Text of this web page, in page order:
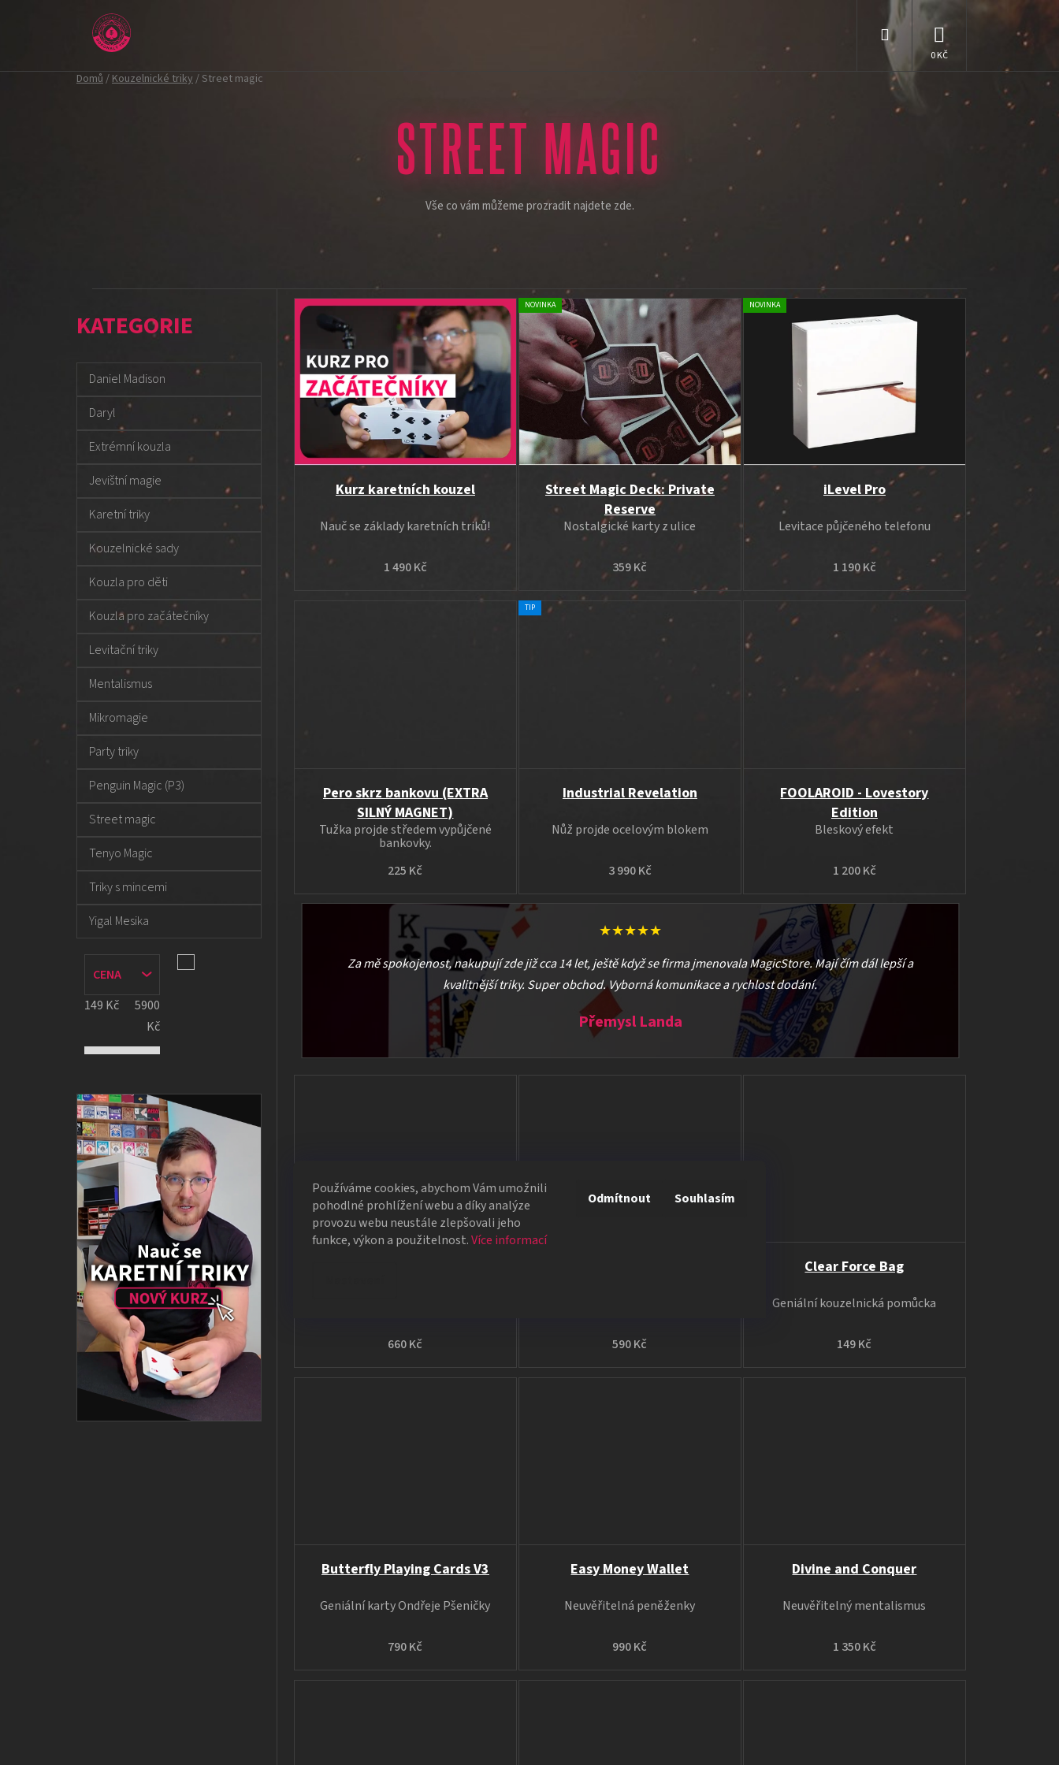
Používáme cookies, abychom Vám umožnili
pohodlné prohlížení webu a díky analýze
provozu webu neustále zlepšovali jeho
funkce, výkon a použitelnost.Více informací
Odmítnout Souhlasím
Hledat NÁKUPNÍ
KOŠÍK
Domů/Kouzelnické triky/Street magic
STREET MAGIC
Vše co vám můžeme prozradit najdete zde.
o
s
t
a
Přeskočit
K
a
g Daniel Madison
Daryl
Extrémní kouzla
Jevištní magie
Karetní triky
Kouzelnické sady
Kouzla pro děti
Kouzla pro začátečníky
Levitační triky
Mentalismus
Mikromagie
Party triky
Penguin Magic (P3)
Street magic
Tenyo Magic
Triky s mincemi
Yigal Mesika
CENA
149 Kč
5900
Kč
V
ý
s
p
o
d
Kurz karetních kouzel
1 490 Kč
Nauč se základy karetních triků!
NOVINKA
Street Magic Deck: Private
Reserve
359 Kč
Nostalgické karty z ulice
NOVINKA
iLevel Pro
1 190 Kč
Levitace půjčeného telefonu
Pero skrz bankovu (EXTRA
SILNÝ MAGNET)
225 Kč
Tužka projde středem vypůjčené
bankovky.
TIP
Industrial Revelation
3 990 Kč
Nůž projde ocelovým blokem
FOOLAROID - Lovestory
Edition
1 200 Kč
Bleskový efekt
★★★★★
Za mě spokojenost, nakupují zde již cca 14 let, ještě když se firma jmenovala MagicStore. Mají čím dál lepší a
kvalitnější triky. Super obchod. Vyborná komunikace a rychlost dodání.
Přemysl Landa
660 Kč 590 Kč
Clear Force Bag
149 Kč
Geniální kouzelnická pomůcka
Butterfly Playing Cards V3
790 Kč
Geniální karty Ondřeje Pšeničky
Easy Money Wallet
990 Kč
Neuvěřitelná peněženky
Divine and Conquer
1 350 Kč
Neuvěřitelný mentalismus